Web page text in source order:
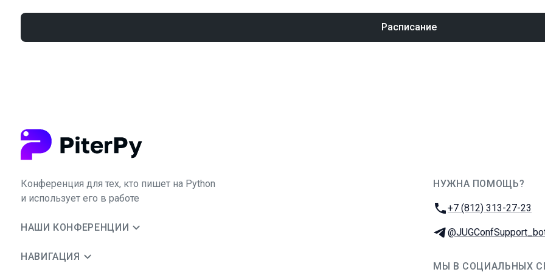
Расписание
Конференция для тех, кто пишет на Python
и использует его в работе
НАШИ КОНФЕРЕНЦИИ
НАВИГАЦИЯ
НУЖНА ПОМОЩЬ?
Телефон:
+7 (812) 313-27-23
Телеграм:
МЫ В СОЦИАЛЬНЫХ